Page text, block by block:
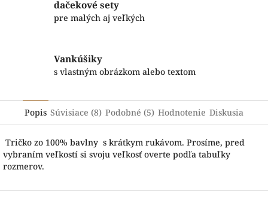
dačekové sety
pre malých aj veľkých
Vankúšiky
s vlastným obrázkom alebo textom
Popis Súvisiace (8) Podobné (5) Hodnotenie Diskusia
Tričko zo 100% bavlny s krátkym rukávom. Prosíme, pred
vybraním veľkostí si svoju veľkosť overte podľa tabuľky
rozmerov.
Z